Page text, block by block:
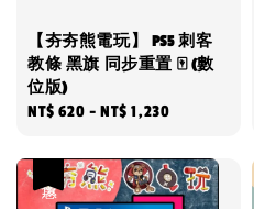
【夯夯熊電玩】 PS5 刺客
教條 黑旗 同步重置 🀄 (數
位版)
Regular
NT$ 620 -NT$ 1,230